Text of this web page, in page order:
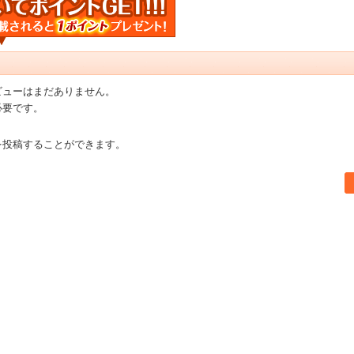
ーはまだありません。
です。
稿することができます。